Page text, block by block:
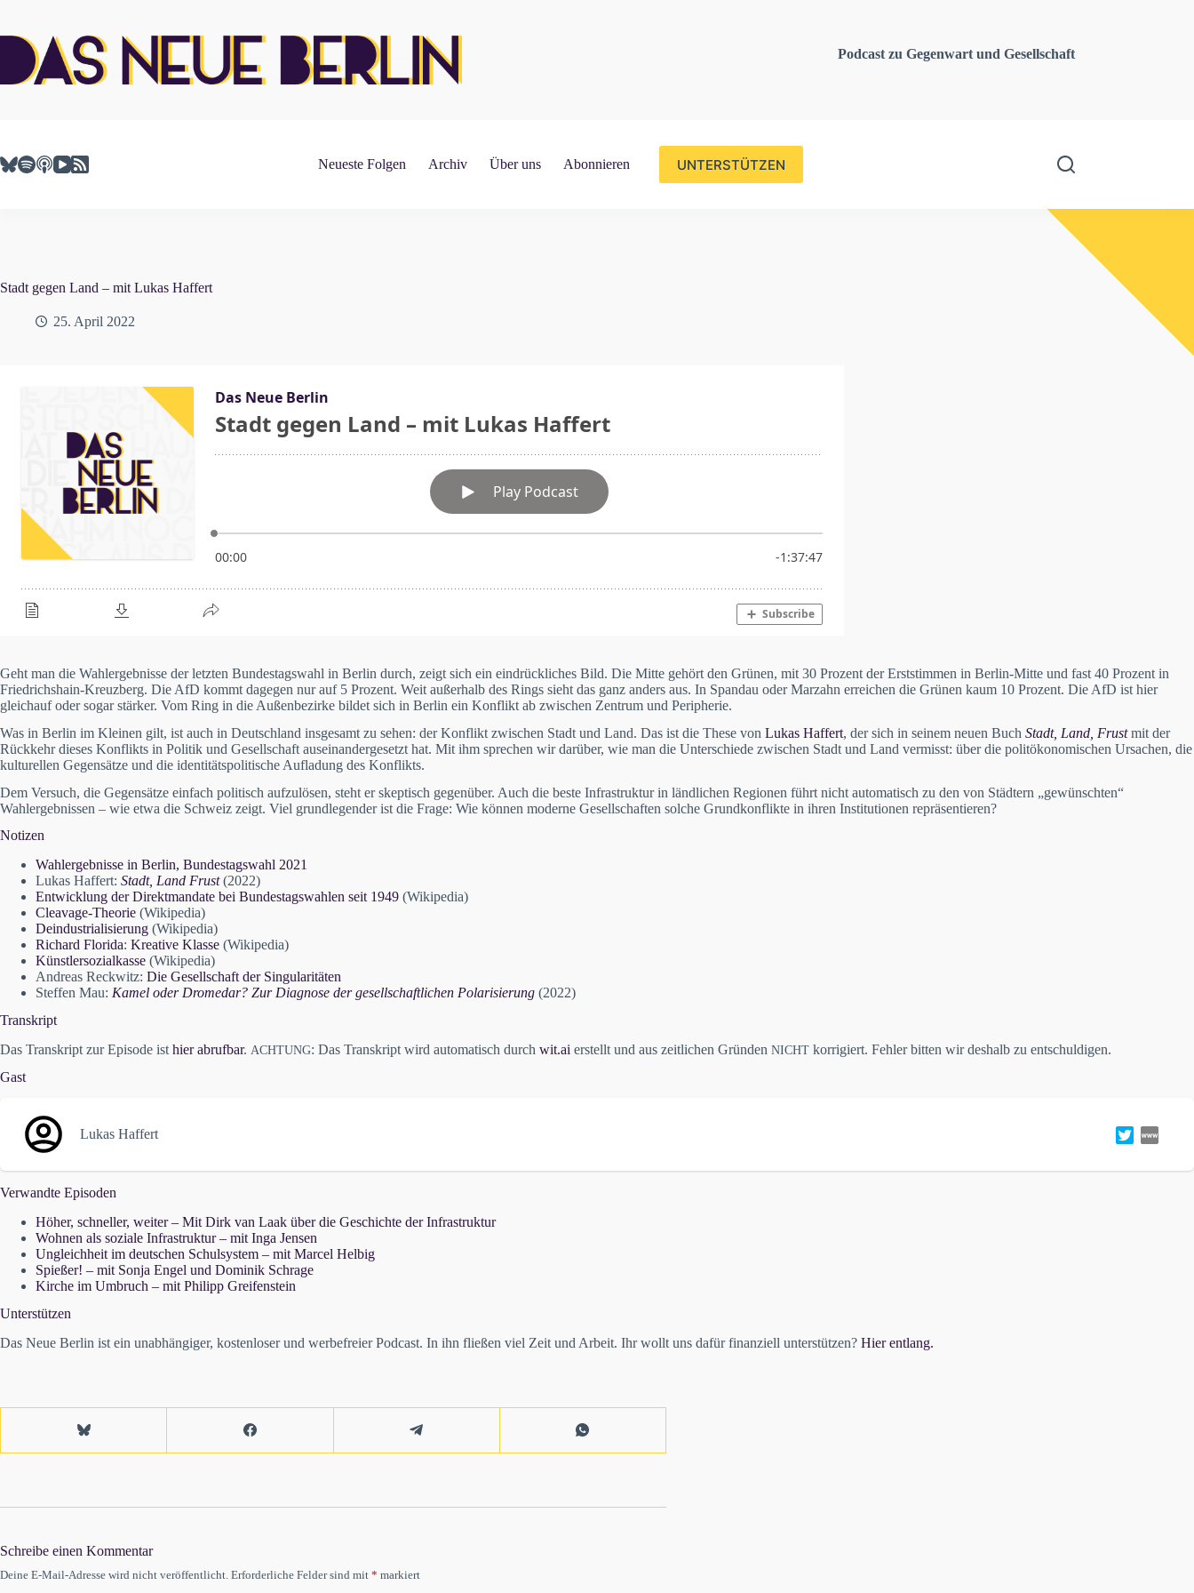
springen
Podcast zu Gegenwart und Gesellschaft
Neueste Folgen Archiv Über uns Abonnieren UNTERSTÜTZEN
Stadt gegen Land – mit Lukas Haffert
25. April 2022
Geht man die Wahlergebnisse der letzten Bundestagswahl in Berlin durch, zeigt sich ein eindrückliches Bild. Die Mitte gehört den Grünen, mit 30 Prozent der Erststimmen in Berlin-Mitte und fast 40 Prozent in
Friedrichshain-Kreuzberg. Die AfD kommt dagegen nur auf 5 Prozent. Weit außerhalb des Rings sieht das ganz anders aus. In Spandau oder Marzahn erreichen die Grünen kaum 10 Prozent. Die AfD ist hier
gleichauf oder sogar stärker. Vom Ring in die Außenbezirke bildet sich in Berlin ein Konflikt ab zwischen Zentrum und Peripherie.
Was in Berlin im Kleinen gilt, ist auch in Deutschland insgesamt zu sehen: der Konflikt zwischen Stadt und Land. Das ist die These von Lukas Haffert, der sich in seinem neuen Buch Stadt, Land, Frustmit der
Rückkehr dieses Konflikts in Politik und Gesellschaft auseinandergesetzt hat. Mit ihm sprechen wir darüber, wie man die Unterschiede zwischen Stadt und Land vermisst: über die politökonomischen Ursachen, die
kulturellen Gegensätze und die identitätspolitische Aufladung des Konflikts.
Dem Versuch, die Gegensätze einfach politisch aufzulösen, steht er skeptisch gegenüber. Auch die beste Infrastruktur in ländlichen Regionen führt nicht automatisch zu den von Städtern „gewünschten“
Wahlergebnissen – wie etwa die Schweiz zeigt. Viel grundlegender ist die Frage: Wie können moderne Gesellschaften solche Grundkonflikte in ihren Institutionen repräsentieren?
Notizen
Wahlergebnisse in Berlin, Bundestagswahl 2021
Lukas Haffert: Stadt, Land Frust(2022)
Entwicklung der Direktmandate bei Bundestagswahlen seit 1949 (Wikipedia)
Cleavage-Theorie (Wikipedia)
Deindustrialisierung (Wikipedia)
Richard Florida: Kreative Klasse (Wikipedia)
Künstlersozialkasse (Wikipedia)
Andreas Reckwitz: Die Gesellschaft der Singularitäten
Steffen Mau: Kamel oder Dromedar? Zur Diagnose der gesellschaftlichen Polarisierung (2022)
Transkript
Das Transkript zur Episode ist hier abrufbar. ACHTUNG: Das Transkript wird automatisch durch wit.ai erstellt und aus zeitlichen Gründen NICHT korrigiert. Fehler bitten wir deshalb zu entschuldigen.
Gast
Lukas Haffert
Verwandte Episoden
Höher, schneller, weiter – Mit Dirk van Laak über die Geschichte der Infrastruktur
Wohnen als soziale Infrastruktur – mit Inga Jensen
Ungleichheit im deutschen Schulsystem – mit Marcel Helbig
Spießer! – mit Sonja Engel und Dominik Schrage
Kirche im Umbruch – mit Philipp Greifenstein
Unterstützen
Das Neue Berlin ist ein unabhängiger, kostenloser und werbefreier Podcast. In ihn fließen viel Zeit und Arbeit. Ihr wollt uns dafür finanziell unterstützen? Hier entlang.
Schreibe einen Kommentar
Deine E-Mail-Adresse wird nicht veröffentlicht. Erforderliche Felder sind mit * markiert